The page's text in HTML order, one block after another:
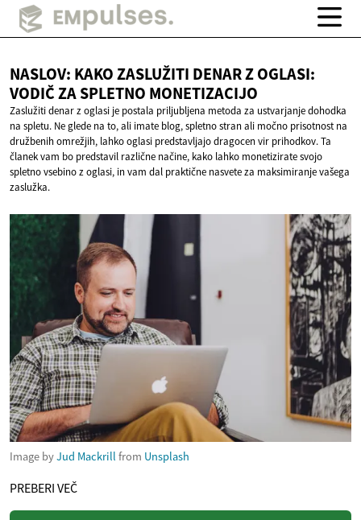
NASLOV: KAKO ZASLUŽITI DENAR Z OGLASI:
VODIČ ZASPLETNO MONETIZACIJO
Zaslužiti denar z oglasi je postala priljubljena metoda za ustvarjanje dohodka
na spletu. Ne glede na to, ali imate blog, spletno stran ali močno prisotnost na
družbenih omrežjih, lahko oglasi predstavljajo dragocen vir prihodkov. Ta
članek vam bo predstavil različne načine, kako lahko monetizirate svojo
spletno vsebino z oglasi, in vam dal praktične nasvete za maksimiranje vašega
zaslužka.
Image byJud Mackrill from Unsplash
PREBERI VEČ